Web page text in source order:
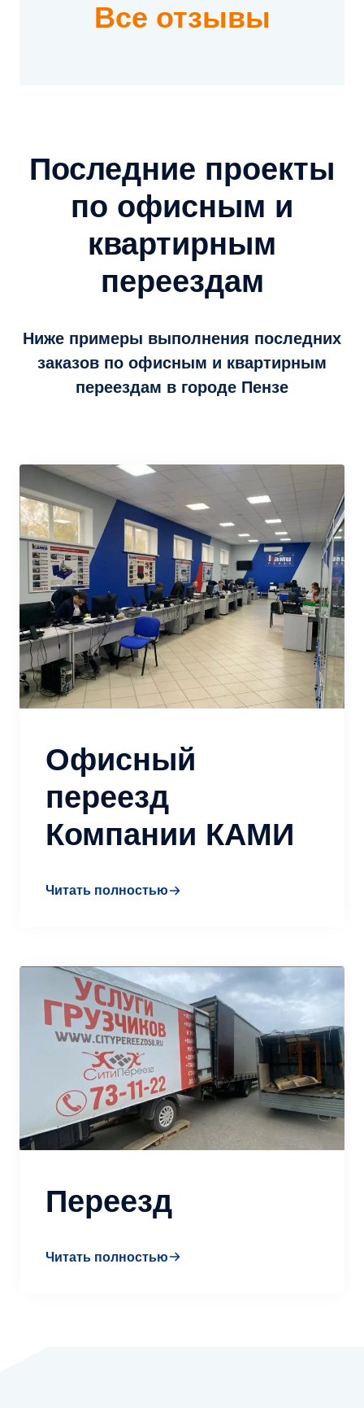
Все отзывы
Последние проекты
по офисным и
квартирным
переездам
Ниже примеры выполнения последних
заказов по офисным и квартирным
переездам в городе Пензе
Офисный
переезд
Компании КАМИ
Читать полностью
Переезд
Читать полностью